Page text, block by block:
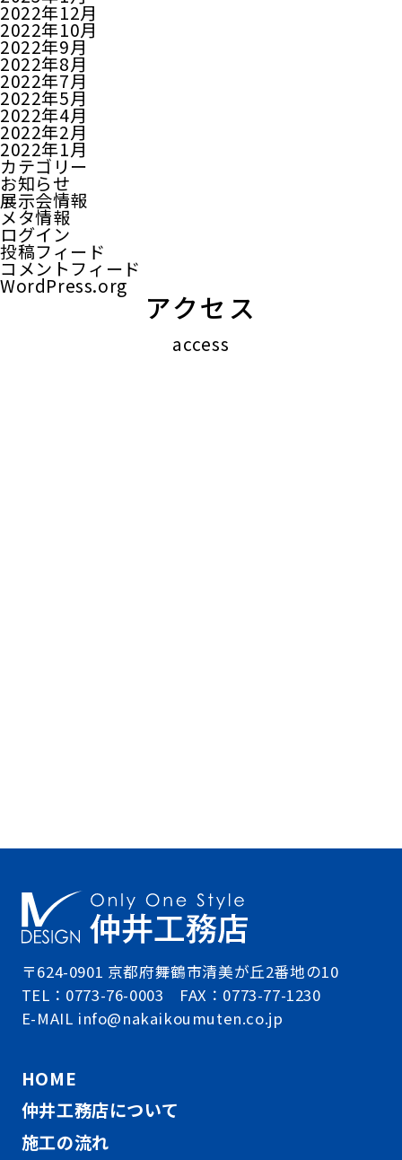
2022年12月
2022年10月
2022年9月
2022年8月
2022年7月
2022年5月
2022年4月
2022年2月
2022年1月
カテゴリー
お知らせ
展示会情報
メタ情報
ログイン
投稿フィード
コメントフィード
WordPress.org
アクセス
access
〒624-0901 京都府舞鶴市清美が丘2番地の10
TEL：0773-76-0003 FAX：0773-77-1230
E-MAIL info@nakaikoumuten.co.jp
HOME
仲井工務店について
施工の流れ